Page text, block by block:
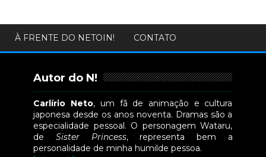
À FRENTE DO NETOIN! CONTATO
Autor do N!
Carlírio Neto, um fã de animação e cultura
japonesa desde os anos noventa. Dramas são a
especialidade pessoal. O personagem Wataru,
deSister Princess, representa bem a
personalidade de minha humilde pessoa.